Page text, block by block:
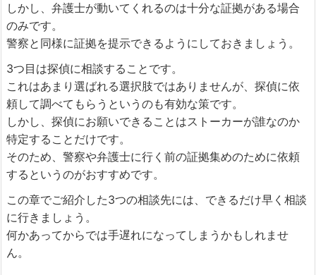
しかし、弁護士が動いてくれるのは十分な証拠がある場合
のみです。
警察と同様に証拠を提示できるようにしておきましょう。
3つ目は探偵に相談することです。
これはあまり選ばれる選択肢ではありませんが、探偵に依
頼して調べてもらうというのも有効な策です。
しかし、探偵にお願いできることはストーカーが誰なのか
特定することだけです。
そのため、警察や弁護士に行く前の証拠集めのために依頼
するというのがおすすめです。
この章でご紹介した3つの相談先には、できるだけ早く相談
に行きましょう。
何かあってからでは手遅れになってしまうかもしれませ
ん。